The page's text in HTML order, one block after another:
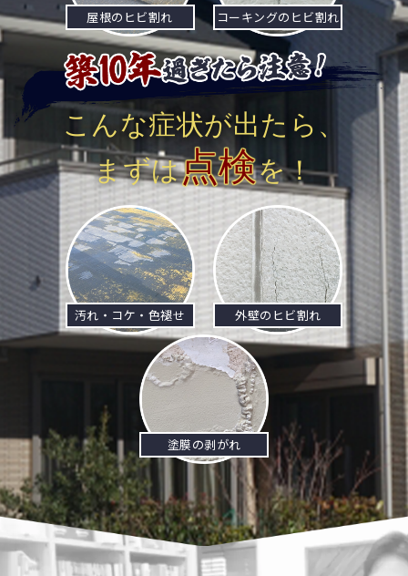
屋根のヒビ割れ コーキングのヒビ割れ
こんな症状が出たら、
まずは点検を！
汚れ・コケ・色褪せ 外壁のヒビ割れ
塗膜の剥がれ